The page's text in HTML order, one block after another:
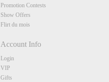
Promotion Contests
Show Offers
Flirt du mois
Account Info
Login
VIP
Gifts